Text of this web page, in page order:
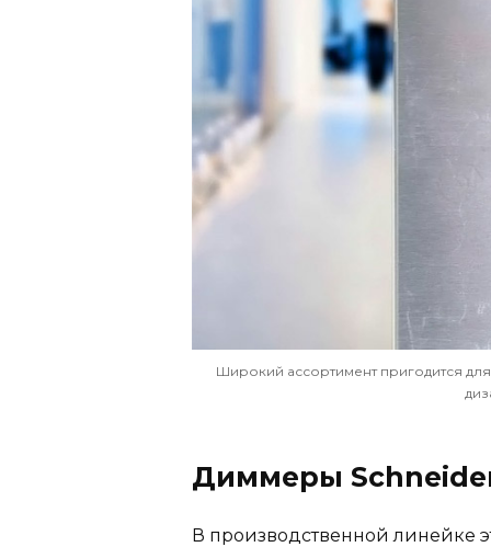
Широкий ассортимент пригодится
Диммеры
В производственной линейке